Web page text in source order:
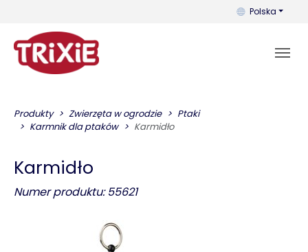
Możesz
Polska
Produkty Zwierzęta w ogrodzie
Ptaki
Karmnik dla ptaków
Karmidło
Karmidło
Numer produktu: 55621